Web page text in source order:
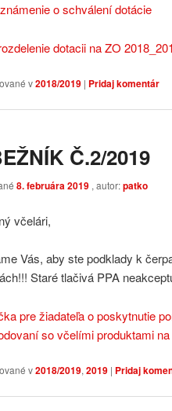
o schválení dotácie
dotacii na ZO
v2018/2019 | Pridaj komentár
Č.2/2019
8. februára 2019 , autor:patko
včelári,
Vás, aby ste podklady k
Staré tlačivá PPA
pre žiadateľa o poskytnutie
so včelími produktami na
v2018/2019, 2019 | Pridaj